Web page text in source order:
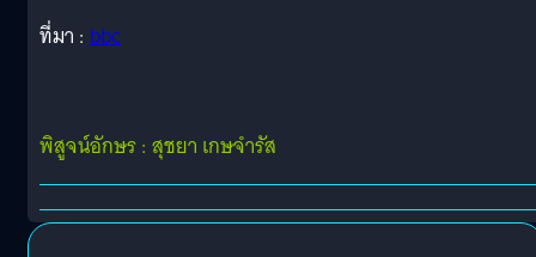
ที่มา : bbc
พิสูจน์อักษร : สุชยา เกษจำรัส